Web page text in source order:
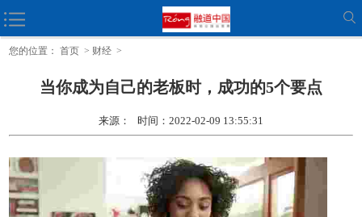
保健
您的位置： 首页 > 财经 >
当你成为自己的老板时，成功的5个要点
来源： 时间：2022-02-09 13:55:31